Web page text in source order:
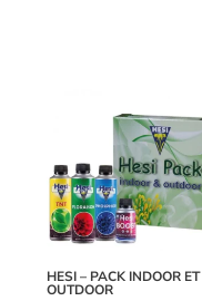
HESI – PACK INDOOR ET
OUTDOOR